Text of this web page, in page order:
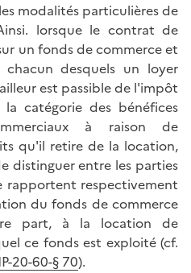
modalités particulières de
lorsque le contrat de
un fonds de commerce et
desquels un loyer
est passible de l'impôt
catégorie des bénéfices
à raison de
qu'il retire de la location,
distinguer entre les parties
rapportent respectivement
du fonds de commerce
part, à la location de
ce fonds est exploité (cf.
20-60-§ 70).